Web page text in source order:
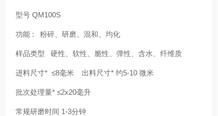
型号 QM100S
功能 : 粉碎、研磨、混和、均化
样品类型 硬性、软性、脆性、弹性、含水、纤维质
进料尺寸* ≤8毫米 出料尺寸* 约5-10 微米
批次处理量* ≤2x20毫升
常规研磨时间 1-3分钟